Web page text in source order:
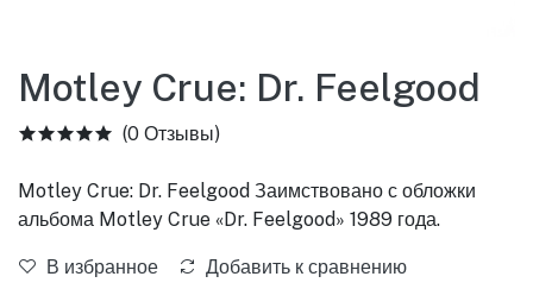
Motley Crue: Dr. Feelgood
(0 Отзывы)
Motley Crue: Dr. Feelgood Заимствовано с обложки
альбома Motley Crue «Dr. Feelgood» 1989 года.
В избранное Добавить к сравнению